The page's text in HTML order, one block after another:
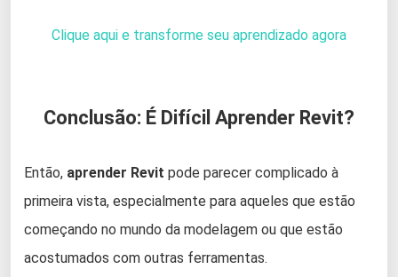
Clique aqui e transforme seu aprendizado agora
Conclusão: É Difícil Aprender Revit?
Então, aprender Revit pode parecer complicado à
primeira vista, especialmente para aqueles que estão
começando no mundo da modelagem ou que estão
acostumados com outras ferramentas.